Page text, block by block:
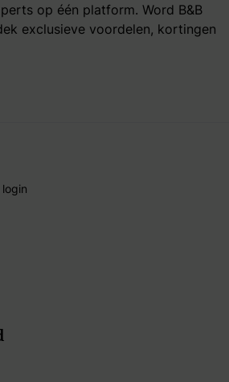
op één platform. Word B&B
exclusieve voordelen, kortingen